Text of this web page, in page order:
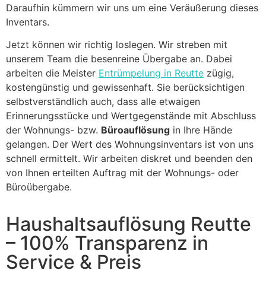
Daraufhin kümmern wir uns um eine Veräußerung dieses
Inventars.
Jetzt können wir richtig loslegen. Wir streben mit
unserem Team die besenreine Übergabe an. Dabei
arbeiten die Meister Entrümpelung in Reutte zügig,
kostengünstig und gewissenhaft. Sie berücksichtigen
selbstverständlich auch, dass alle etwaigen
Erinnerungsstücke und Wertgegenstände mit Abschluss
der Wohnungs- bzw. Büroauflösung in Ihre Hände
gelangen. Der Wert des Wohnungsinventars ist von uns
schnell ermittelt. Wir arbeiten diskret und beenden den
von Ihnen erteilten Auftrag mit der Wohnungs- oder
Büroübergabe.
Haushaltsauflösung Reutte
– 100% Transparenz in
Service & Preis